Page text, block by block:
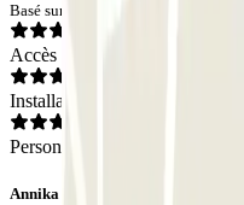
Basé sur 90 avis
Accès
Installations
Personnel
Annika